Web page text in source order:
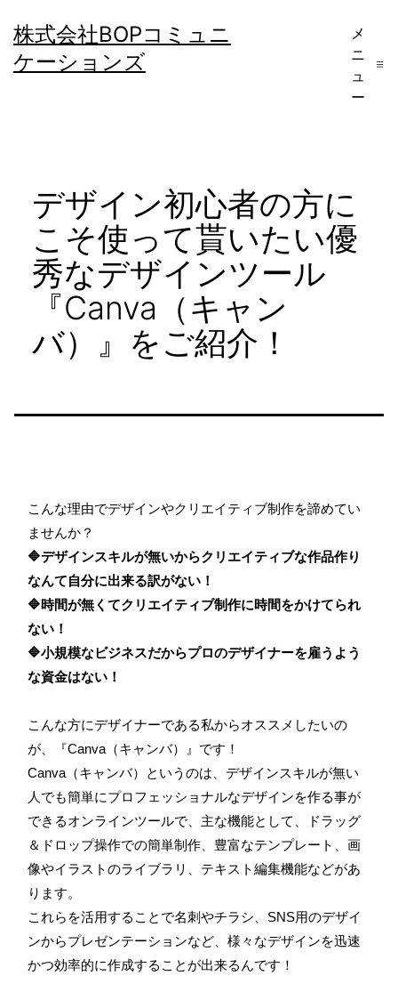
ン
テ
株式会社BOPコミュニ
ケーションズ
メ
ニ
ュ
ー
デザイン初心者の方に
こそ使って貰いたい優
秀なデザインツール
『Canva（キャン
バ）』をご紹介！
こんな理由でデザインやクリエイティブ制作を諦めてい
ませんか？
🔷デザインスキルが無いからクリエイティブな作品作り
なんて自分に出来る訳がない！
🔷時間が無くてクリエイティブ制作に時間をかけてられ
ない！
🔷小規模なビジネスだからプロのデザイナーを雇うよう
な資金はない！
こんな方にデザイナーである私からオススメしたいの
が、『Canva（キャンバ）』です！
Canva（キャンバ）というのは、デザインスキルが無い
人でも簡単にプロフェッショナルなデザインを作る事が
できるオンラインツールで、主な機能として、ドラッグ
＆ドロップ操作での簡単制作、豊富なテンプレート、画
像やイラストのライブラリ、テキスト編集機能などがあ
ります。
これらを活用することで名刺やチラシ、SNS用のデザイ
ンからプレゼンテーションなど、様々なデザインを迅速
かつ効率的に作成することが出来るんです！